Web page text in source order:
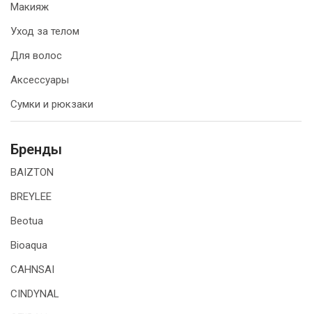
Макияж
Уход за телом
Для волос
Аксессуары
Сумки и рюкзаки
Бренды
BAIZTON
BREYLEE
Beotua
Bioaqua
CAHNSAI
CINDYNAL